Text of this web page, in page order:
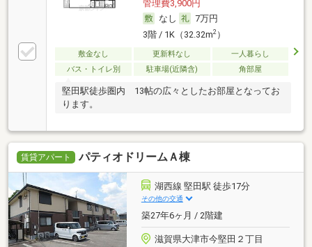
管理費3,900円
なし
7万円
3階 / 1K（32.32m2）
敷金なし 更新料なし
一人暮らし
バス・トイレ別
駐車場(近隣含) 角部屋
堅田駅徒歩圏内 13帖の広々としたお部屋となってお
ります。
賃貸アパート パティオドリームＡ棟
湖西線 堅田駅 徒歩17分
その他の交通
築27年6ヶ月 / 2階建
滋賀県大津市今堅田２丁目